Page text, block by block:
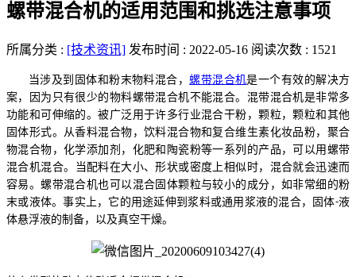
螺带混合机的适用范围和挑选注意事项
所属分类 : [技术资讯] 发布时间 : 2022-05-16 阅读次数 : 1521
当涉及到固体和粉末物料混合，螺带混合机是一个有效的解决方
案，因为只有很少的物料螺带混合机不能混合。混带混合机是非常多
功能和可伸缩的。被广泛用于许多行业混合干粉，颗粒，颗粒和其他
固体形式。从香料混合物，饮料混合物和复合维生素化妆品粉，聚合
物混合物，化学添加剂，化肥和陶瓷粉等一系列的产品，可以用螺带
混合机混合。 当配料在大小、形状或密度上相似时，混合就会迅速而
容易。螺带混合机也可以混合固体颗粒与较小的成分，如非常细的粉
末或液体。事实上，它的用途延伸到浆料或通用浆液的混合，固体-液
体悬浮液的制备，以及真空干燥。